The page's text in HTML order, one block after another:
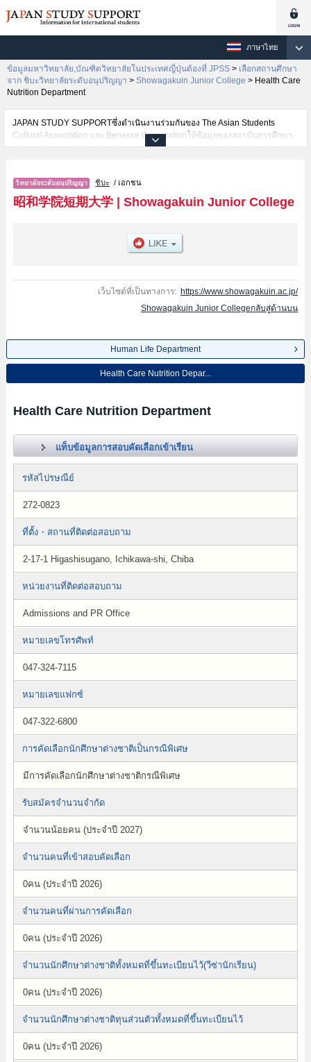
ภาษาไทย
ข้อมูลมหาวิทยาลัย,บัณฑิตวิทยาลัยในประเทศญี่ปุ่นต้องที่ JPSS > เลือกสถานศึกษา
จาก ชิบะวิทยาลัยระดับอนุปริญญา > Showagakuin Junior College > Health Care
Nutrition Department
JAPAN STUDY SUPPORTซึ่งดำเนินงานร่วมกันของ The Asian Students
Cultural Association และ Benesse Corporationให้ข้อมูลของสถาบันการศึกษา
ระดับมหาวิทยาลัย・บัณฑิตวิทยาลัย・วิทยาลัยระดับอนุปริญญา・วิทยาลัย
นักศึกษาต่างชาติเช่นข้อมูลของแต่ละคณะ,ข้อมูลการสอบคัดเลือกเข้าศึกษาเช่น
จำนวนคนที่รับสมัครหรือจำนวนคนที่ผ่านการสอบคัดเลือกเป็นต้น,แนะนำสถาน
ที่,การเดินทางเป็นต้นไว้ด้วยดังนั้นขอเชิญใช้บริการค้นหาข้อมูลตามอัธยาศัย
ชิบะ / เอกชน
昭和学院短期大学| Showagakuin Junior College
เว็บไซต์ที่เป็นทางการ: https://www.showagakuin.ac.jp/
Showagakuin Junior Collegeกลับสู่ด้านบน
Human Life Department
Health Care Nutrition Depar...
Health Care Nutrition Department
แท็บข้อมูลการสอบคัดเลือกเข้าเรียน
รหัสไปรษณีย์
272-0823
ที่ตั้ง・สถานที่ติดต่อสอบถาม
2-17-1 Higashisugano, Ichikawa-shi, Chiba
หน่วยงานที่ติดต่อสอบถาม
Admissions and PR Office
หมายเลขโทรศัพท์
047-324-7115
หมายเลขแฟกซ์
047-322-6800
การคัดเลือกนักศึกษาต่างชาติเป็นกรณีพิเศษ
มีการคัดเลือกนักศึกษาต่างชาติกรณีพิเศษ
รับสมัครจำนวนจำกัด
จำนวนน้อยคน (ประจำปี 2027)
จำนวนคนที่เข้าสอบคัดเลือก
0คน (ประจำปี 2026)
จำนวนคนที่ผ่านการคัดเลือก
0คน (ประจำปี 2026)
จำนวนนักศึกษาต่างชาติทั้งหมดที่ขึ้นทะเบียนไว้(วีซ่านักเรียน)
0คน (ประจำปี 2026)
จำนวนนักศึกษาต่างชาติทุนส่วนตัวทั้งหมดที่ขึ้นทะเบียนไว้
0คน (ประจำปี 2026)